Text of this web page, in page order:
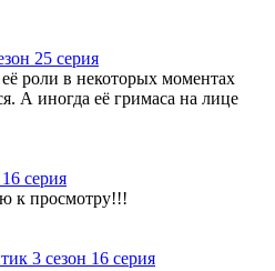
25 серия
роли в некоторых моментах
А иногда её гримаса на лице
серия
к просмотру!!!
3 сезон 16 серия